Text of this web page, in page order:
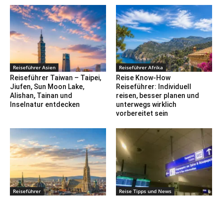
Reiseführer Asien
Reiseführer Taiwan – Taipei,
Jiufen, Sun Moon Lake,
Alishan, Tainan und
Inselnatur entdecken
Reiseführer Afrika
Reise Know-How
Reiseführer: Individuell
reisen, besser planen und
unterwegs wirklich
vorbereitet sein
Reiseführer Reise Tipps und News